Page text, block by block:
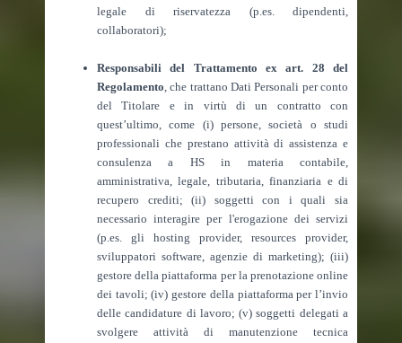
legale di riservatezza (p.es. dipendenti,
collaboratori);
Responsabili del Trattamento ex art. 28 del
Regolamento, che trattano Dati Personali per conto
del Titolare e in virtù di un contratto con
quest’ultimo, come (i) persone, società o studi
professionali che prestano attività di assistenza e
consulenza a HS in materia contabile,
amministrativa, legale, tributaria, finanziaria e di
recupero crediti; (ii) soggetti con i quali sia
necessario interagire per l'erogazione dei servizi
(p.es. gli hosting provider, resources provider,
sviluppatori software, agenzie di marketing); (iii)
gestore della piattaforma per la prenotazione online
dei tavoli; (iv) gestore della piattaforma per l’invio
delle candidature di lavoro; (v) soggetti delegati a
svolgere attività di manutenzione tecnica